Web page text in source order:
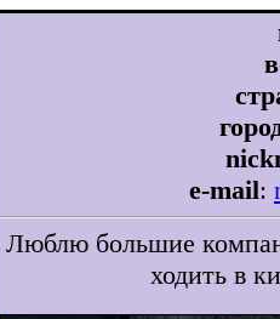
e-mail:
Люблю большие
ходить в